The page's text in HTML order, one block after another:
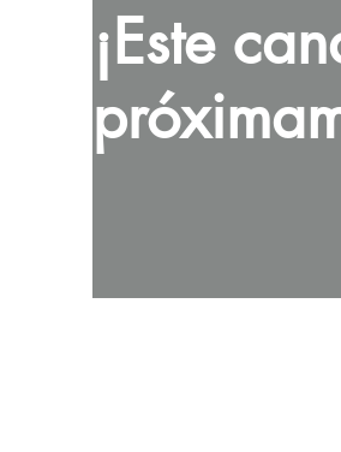
¡Este